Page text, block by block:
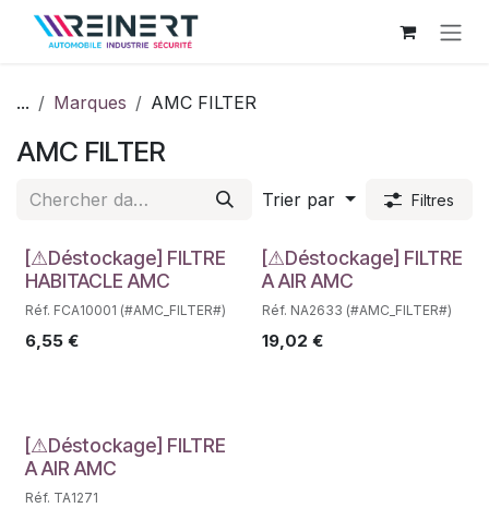
Se rendre au contenu
... Marques AMC FILTER
AMC FILTER
Trier par Filtres
Déstockage
[⚠Déstockage] FILTRE
HABITACLE AMC
Réf. FCA10001 (#AMC_FILTER#)
6,55 €
Déstockage
[⚠Déstockage] FILTRE
A AIR AMC
Réf. NA2633 (#AMC_FILTER#)
19,02 €
Déstockage
[⚠Déstockage] FILTRE
A AIR AMC
Réf. TA1271